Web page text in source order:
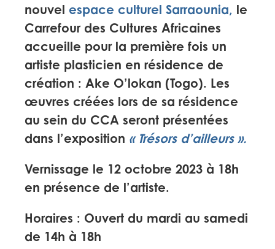
nouvel espace culturel Sarraounia, le
Carrefour des Cultures Africaines
accueille pour la première fois un
artiste plasticien en résidence de
création : Ake O’lokan (Togo). Les
œuvres créées lors de sa résidence
au sein du CCA seront présentées
dans l’exposition « Trésors d’ailleurs ».
Vernissage le 12 octobre 2023 à 18h
en présence de l’artiste.
Horaires : Ouvert du mardi au samedi
de 14h à 18h